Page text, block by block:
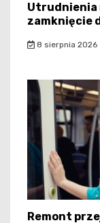
Utrudnienia
zamknięcie
8 sierpnia 2026
Remont